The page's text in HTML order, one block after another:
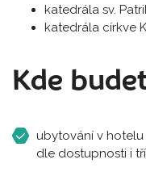
katedrála sv.
katedrála církve
Kde
ubytování v
dle dostupnosti i